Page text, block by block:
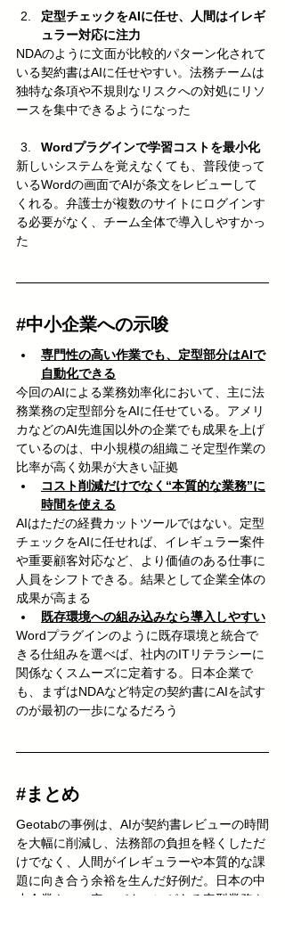
定型チェックをAIに任せ、人間はイレギ
ュラー対応に注力
NDAのように文面が比較的パターン化されて
いる契約書はAIに任せやすい。法務チームは
独特な条項や不規則なリスクへの対処にリソ
ースを集中できるようになった
Wordプラグインで学習コストを最小化
新しいシステムを覚えなくても、普段使って
いるWordの画面でAIが条文をレビューして
くれる。弁護士が複数のサイトにログインす
る必要がなく、チーム全体で導入しやすかっ
た
#中小企業への示唆
専門性の高い作業でも、定型部分はAIで
自動化できる
今回のAIによる業務効率化において、主に法
務業務の定型部分をAIに任せている。アメリ
カなどのAI先進国以外の企業でも成果を上げ
ているのは、中小規模の組織こそ定型作業の
比率が高く効果が大きい証拠
コスト削減だけでなく“本質的な業務”に
時間を使える
AIはただの経費カットツールではない。定型
チェックをAIに任せれば、イレギュラー案件
や重要顧客対応など、より価値のある仕事に
人員をシフトできる。結果として企業全体の
成果が高まる
既存環境への組み込みなら導入しやすい
Wordプラグインのように既存環境と統合で
きる仕組みを選べば、社内のITリテラシーに
関係なくスムーズに定着する。日本企業で
も、まずはNDAなど特定の契約書にAIを試す
のが最初の一歩になるだろう
#まとめ
Geotabの事例は、AIが契約書レビューの時間
を大幅に削減し、法務部の負担を軽くしただ
けでなく、人間がイレギュラーや本質的な課
題に向き合う余裕を生んだ好例だ。日本の中
小企業も、一定のパターンがある定型業務を